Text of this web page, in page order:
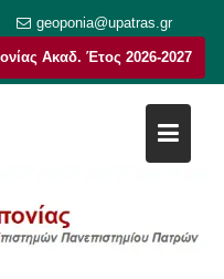
geoponia@upatras.gr
Ακαδ. Έτος 2026-2027